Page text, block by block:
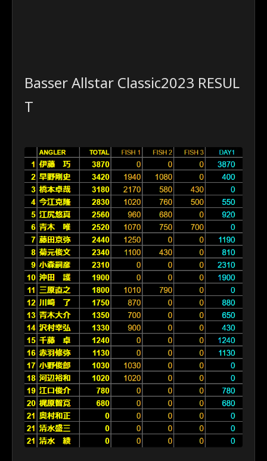
Basser Allstar Classic2023 RESUL
T